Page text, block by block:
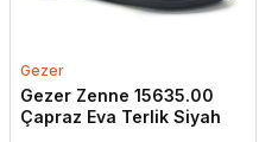
Gezer
Gezer Zenne 15635.00
Çapraz Eva Terlik Siyah